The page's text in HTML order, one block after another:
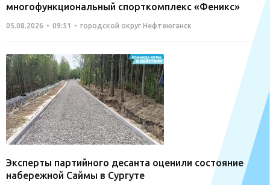
многофункциональный спорткомплекс «Феникс»
05.08.2026 09:51 городской округ Нефтеюганск
Эксперты партийного десанта оценили состояние
набережной Саймы в Сургуте